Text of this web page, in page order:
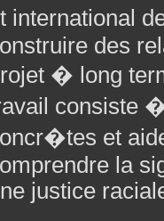
international
des
� long
consiste
et
la
justice